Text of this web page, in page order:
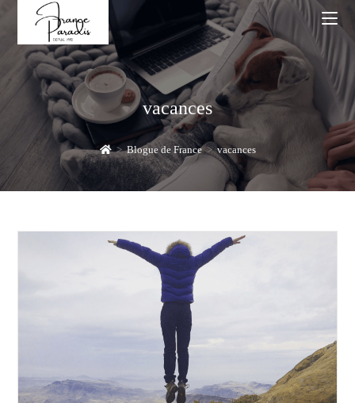
content
vacances
> Blogue de France > vacances